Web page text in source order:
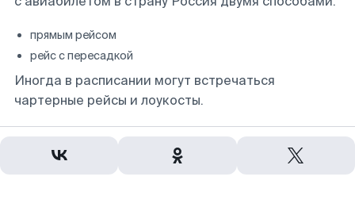
прямым рейсом
рейс с пересадкой
Иногда в расписании могут встречаться
чартерные рейсы и лоукосты.